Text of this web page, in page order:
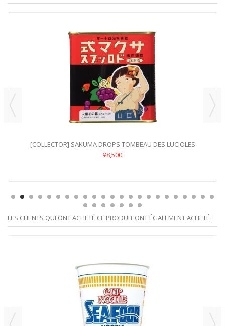
[COLLECTOR] SAKUMA DROPS TOMBEAU DES LUCIOLES
¥8,500
LES CLIENTS QUI ONT ACHETÉ CE PRODUIT ONT ÉGALEMENT ACHETÉ :